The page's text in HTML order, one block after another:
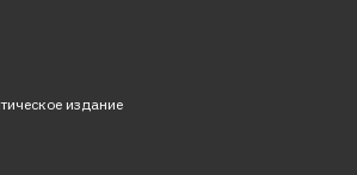
издание